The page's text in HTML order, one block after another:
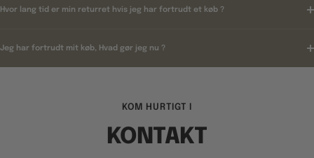
Hvor lang tid er min returret hvis jeg har fortrudt et køb ?
Jeg har fortrudt mit køb, Hvad gør jeg nu ?
KOM HURTIGT I
KONTAKT